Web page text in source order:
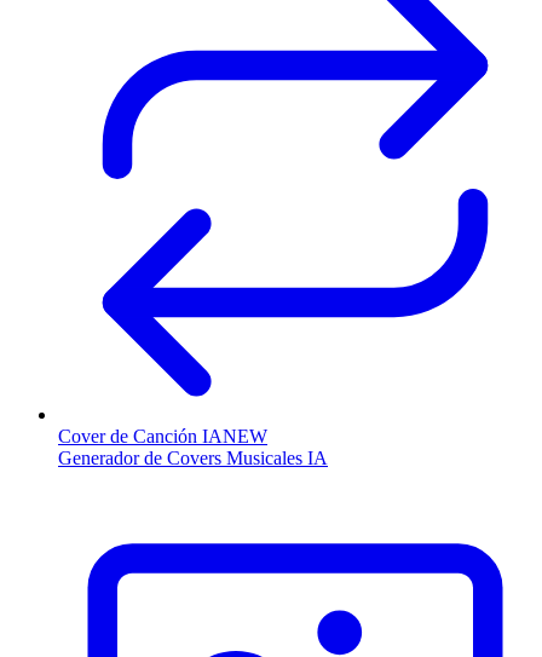
Cover de Canción IANEW
Generador de Covers Musicales IA